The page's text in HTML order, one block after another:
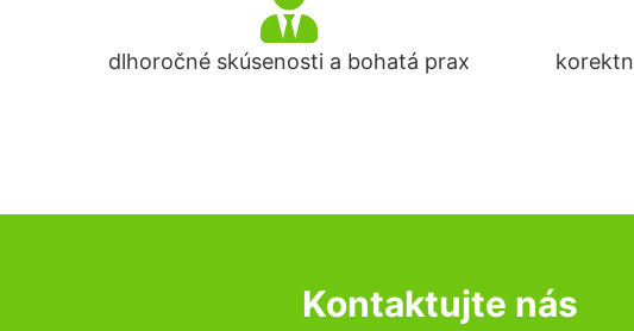
dlhoročné skúsenosti a bohatá prax
Kontaktujte nás